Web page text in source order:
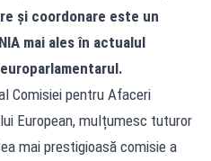
și coordonare este un
mai ales în actualul
Comisiei pentru Afaceri
European, mulțumesc tuturor
mai prestigioasă comisie a